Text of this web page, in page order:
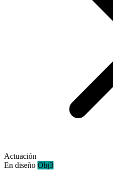
Actuación
En diseño Obj3